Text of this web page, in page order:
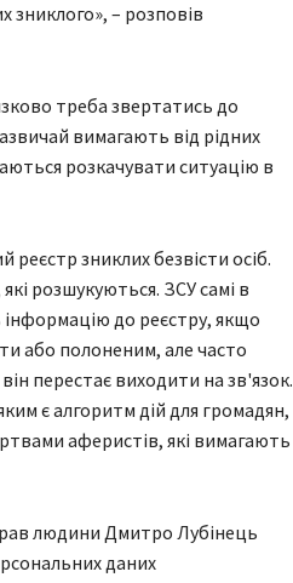
– розповів
треба звертатись до
вимагають від рідних
розкачувати ситуацію в
зниклих безвісти осіб.
розшукуються. ЗСУ самі в
до реєстру, якщо
або полоненим, але часто
перестає виходити на зв'язок.
є алгоритм дій для громадян,
аферистів, які вимагають
людини Дмитро Лубінець
даних